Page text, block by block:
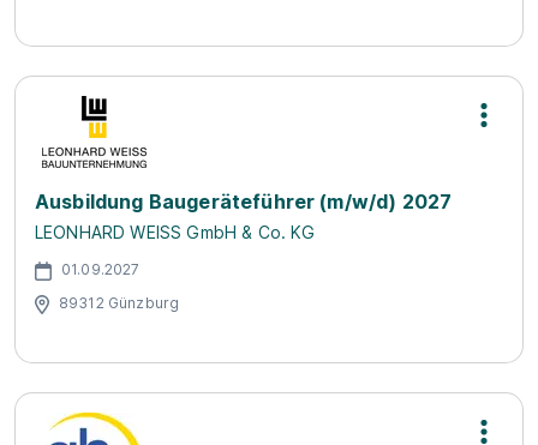
Ausbildung Baugeräteführer (m/w/d) 2027
LEONHARD WEISS GmbH & Co. KG
01.09.2027
89312 Günzburg